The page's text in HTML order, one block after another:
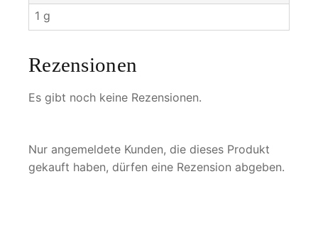
1 g
Rezensionen
Es gibt noch keine Rezensionen.
Nur angemeldete Kunden, die dieses Produkt
gekauft haben, dürfen eine Rezension abgeben.